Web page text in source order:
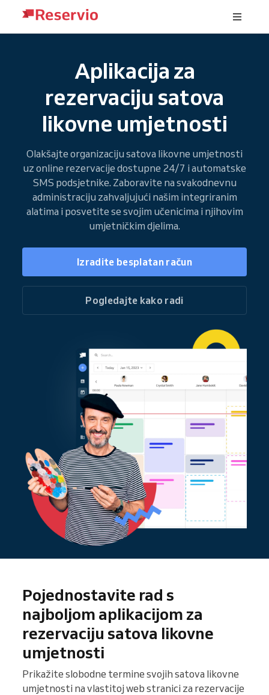
Aplikacija za
rezervaciju satova
likovne umjetnosti
Olakšajte organizaciju satova likovne umjetnosti
uz online rezervacije dostupne 24/7 i automatske
SMS podsjetnike. Zaboravite na svakodnevnu
administraciju zahvaljujući našim integriranim
alatima i posvetite se svojim učenicima i njihovim
umjetničkim djelima.
Izradite besplatan račun
Pogledajte kako radi
Pojednostavite rad s
najboljom aplikacijom za
rezervaciju satova likovne
umjetnosti
Prikažite slobodne termine svojih satova likovne
umjetnosti na vlastitoj web stranici za rezervacije